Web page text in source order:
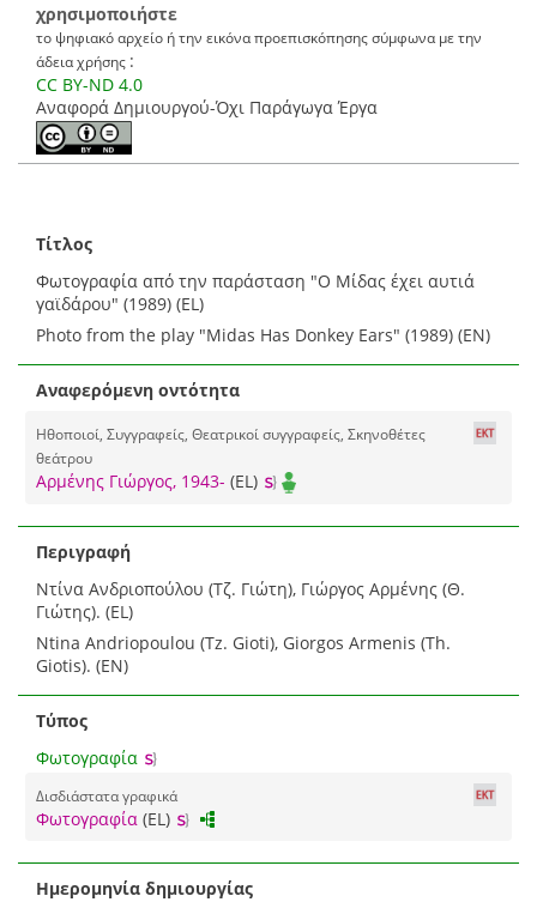
χρησιμοποιήστε
το ψηφιακό αρχείο ή την εικόνα προεπισκόπησης σύμφωνα με την
άδεια χρήσης :
CC BY-ND 4.0
Αναφορά Δημιουργού-Όχι Παράγωγα Έργα
Τίτλος
Φωτογραφία από την παράσταση "Ο Μίδας έχει αυτιά
γαϊδάρου" (1989) (EL)
Photo from the play "Midas Has Donkey Ears" (1989) (EN)
Αναφερόμενη οντότητα
Ηθοποιοί, Συγγραφείς, Θεατρικοί συγγραφείς, Σκηνοθέτες
θεάτρου
Αρμένης Γιώργος, 1943- (EL)
Περιγραφή
Ντίνα Ανδριοπούλου (Τζ. Γιώτη), Γιώργος Αρμένης (Θ.
Γιώτης). (EL)
Ntina Andriopoulou (Tz. Gioti), Giorgos Armenis (Th.
Giotis). (EN)
Τύπος
Φωτογραφία
Δισδιάστατα γραφικά
Φωτογραφία (EL)
Ημερομηνία δημιουργίας